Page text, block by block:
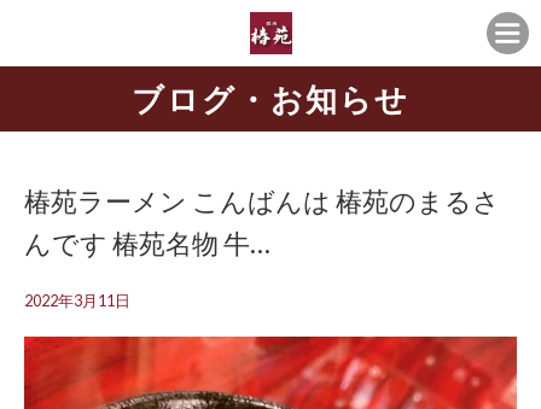
ブログ・お知らせ
椿苑ラーメン こんばんは 椿苑のまるさ
んです 椿苑名物️ 牛…
2022年3月11日